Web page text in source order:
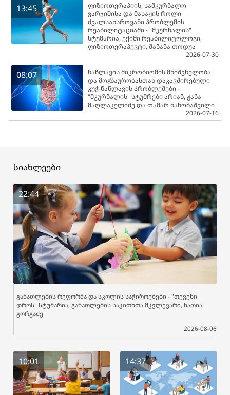
13:45
ფიზიოთერაპიის, სამკურნალო
ვარჯიშისა და მასაჟის როლი
ძვალსახსროვანი პრობლემის
რეაბილიტაციაში - "მკურნალის"
სტუმარია, ექიმი რეაბილიტოლოგი,
ფიზიოთერაპევტი, მანანა თოდუა
2026-07-30
08:07
ნაწლავის მიკრობიომის მნიშვნელობა
და მოგზაურობასთან დაკავშირებული
კუჭ-ნაწლავის პრობლემები -
"მკურნალის" სტუმრები არიან, ჟანა
მაღლაკელიძე და თამარ ნანობაშვილი
2026-07-16
სიახლეები
22:44
განათლების რეფორმა და სკოლის საჭიროებები - "თქვენი
დროს" სტუმარია, განათლების საკითხთა მკვლევარი, ნათია
გორგაძე
2026-08-06
10:01 14:37